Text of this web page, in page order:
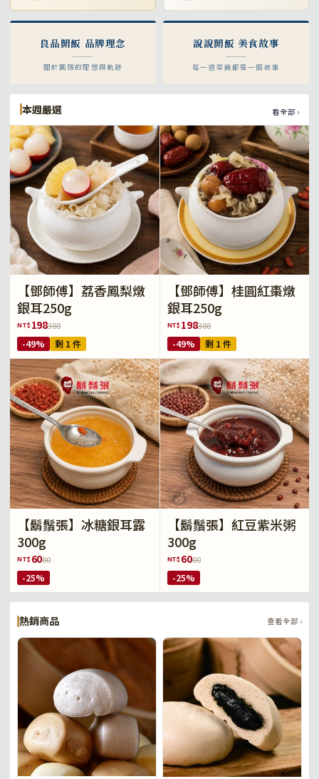
良品開飯 品牌理念
關於團隊的理想與軌跡
說說開飯 美食故事
每一道菜餚都是一個故事
本週嚴選 看全部 ›
【鄧師傅】荔香鳳梨燉
銀耳250g
NT$ 198388
-49% 剩 1 件
【鄧師傅】桂圓紅棗燉
銀耳250g
NT$ 198388
-49% 剩 1 件
【鬍鬚張】冰糖銀耳露
300g
NT$ 6080
-25%
【鬍鬚張】紅豆紫米粥
300g
NT$ 6080
-25%
熱銷商品 查看全部 ›